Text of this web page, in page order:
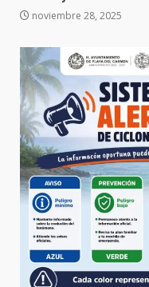
noviembre 28, 2025